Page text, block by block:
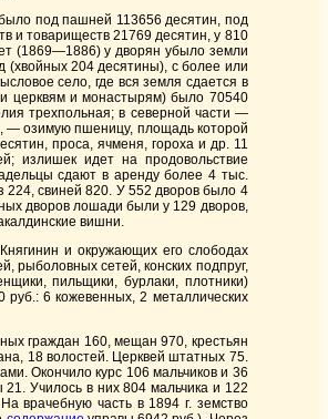
под пашней 113656 десятин, под
и товариществ 21769 десятин, у 810
(1869—1886) у дворян убыло земли
(хвойных 204 десятины), с более или
село, где вся земля сдается в
церквям и монастырям) было 70540
трехпольная; в северной части —
— озимую пшеницу, площадь которой
проса, ячменя, гороха и др. 11
излишек идет на продовольствие
сдают в аренду более 4 тыс.
224, свиней 820. У 552 дворов было 4
дворов лошади были у 129 дворов,
вишни.
и окружающих его слободах
рыболовных сетей, конских подпруг,
пильщики, бурлаки, плотники)
6 кожевенных, 2 металлических
граждан 160, мещан 970, крестьян
18 волостей. Церквей штатных 75.
Окончило курс 106 мальчиков и 36
Училось в них 804 мальчика и 122
врачебную часть в 1894 г. земство